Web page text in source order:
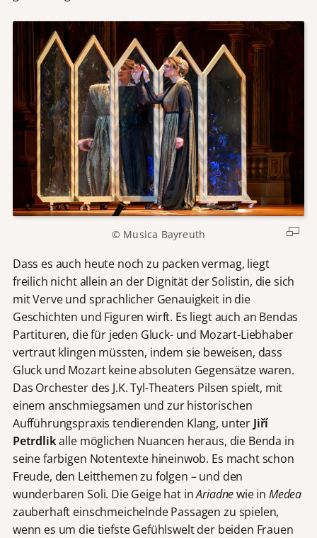
© Musica Bayreuth
Dass es auch heute noch zu packen vermag, liegt
freilich nicht allein an der Dignität der Solistin, die sich
mit Verve und sprachlicher Genauigkeit in die
Geschichten und Figuren wirft. Es liegt auch an Bendas
Partituren, die für jeden Gluck- und Mozart-Liebhaber
vertraut klingen müssten, indem sie beweisen, dass
Gluck und Mozart keine absoluten Gegensätze waren.
Das Orchester des J.K. Tyl-Theaters Pilsen spielt, mit
einem anschmiegsamen und zur historischen
Aufführungspraxis tendierenden Klang, unter Jiří
Petrdlikalle möglichen Nuancen heraus, die Benda in
seine farbigen Notentexte hineinwob. Es macht schon
Freude, den Leitthemen zu folgen – und den
wunderbaren Soli. Die Geige hat inAriadnewie in Medea
zauberhaft einschmeichelnde Passagen zu spielen,
wenn es um die tiefste Gefühlswelt der beiden Frauen